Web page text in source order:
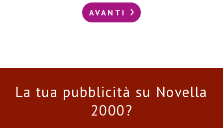
AVANTI
La tua pubblicità su Novella
2000?